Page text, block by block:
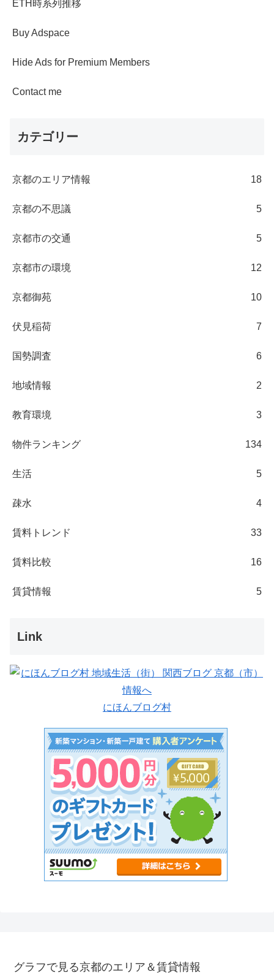
ETH時系列推移
Buy Adspace
Hide Ads for Premium Members
Contact me
カテゴリー
京都のエリア情報 18
京都の不思議 5
京都市の交通 5
京都市の環境 12
京都御苑 10
伏見稲荷 7
国勢調査 6
地域情報 2
教育環境 3
物件ランキング 134
生活 5
疎水 4
賃料トレンド 33
賃料比較 16
賃貸情報 5
Link
にほんブログ村
グラフで見る京都のエリア＆賃貸情報